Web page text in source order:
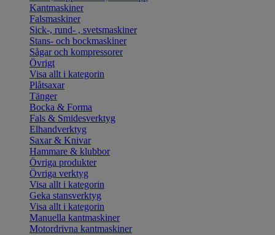
Kantmaskiner
Falsmaskiner
Sick-, rund- , svetsmaskiner
Stans- och bockmaskiner
Sågar och kompressorer
Övrigt
Visa allt i kategorin
Plåtsaxar
Tänger
Bocka & Forma
Fals & Smidesverktyg
Elhandverktyg
Saxar & Knivar
Hammare & klubbor
Övriga produkter
Övriga verktyg
Visa allt i kategorin
Geka stansverktyg
Visa allt i kategorin
Manuella kantmaskiner
Motordrivna kantmaskiner